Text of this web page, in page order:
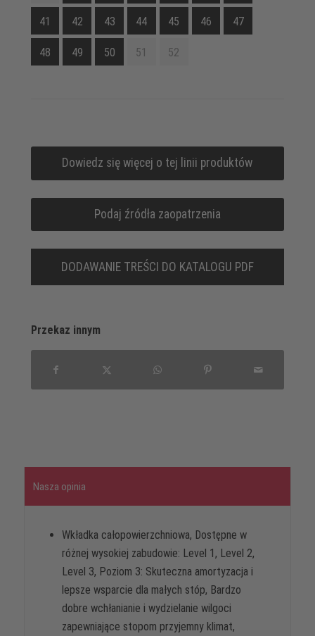
41 42 43 44 45 46 47
48 49 50 51 52
Dowiedz się więcej o tej linii produktów
Podaj źródła zaopatrzenia
DODAWANIE TREŚCI DO KATALOGU PDF
Przekaz innym
Nasza opinia
Wkładka całopowierzchniowa, Dostępne w
różnej wysokiej zabudowie: Level 1, Level 2,
Level 3, Poziom 3: Skuteczna amortyzacja i
lepsze wsparcie dla małych stóp, Bardzo
dobre wchłanianie i wydzielanie wilgoci
zapewniające stopom przyjemny klimat,